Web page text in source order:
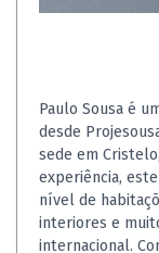
Paulo Sousa é
desde
sede em
experiência,
nível de
interiores e
internacional.